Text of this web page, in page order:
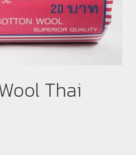
Thai